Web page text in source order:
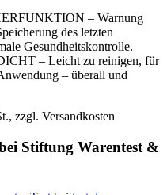
– Warnung
des letzten
Gesundheitskontrolle.
– Leicht zu reinigen, für
– überall und
zzgl. Versandkosten
Stiftung Warentest &